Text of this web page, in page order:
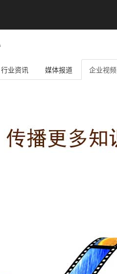
行业资讯 媒体报道 企业视频